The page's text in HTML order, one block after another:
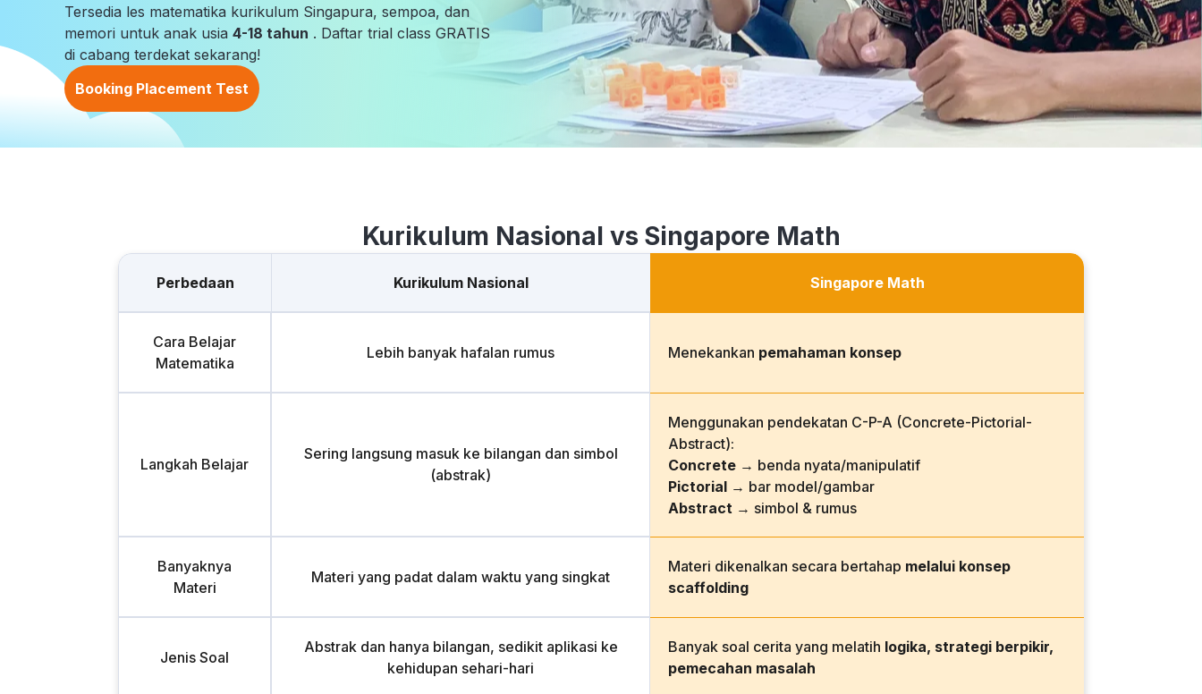
Tersedia les matematika kurikulum Singapura, sempoa, dan
memori untuk anak usia 4-18 tahun . Daftar trial class GRATIS
di cabang terdekat sekarang!
Booking Placement Test
Kurikulum Nasional vs Singapore Math
Perbedaan Kurikulum Nasional Singapore Math
Cara Belajar
Matematika
Lebih banyak hafalan rumus Menekankan pemahaman konsep
Langkah Belajar
Sering langsung masuk ke bilangan dan simbol
(abstrak)
Menggunakan pendekatan C-P-A (Concrete-Pictorial-
Abstract):
Concrete → benda nyata/manipulatif
Pictorial → bar model/gambar
Abstract → simbol & rumus
Banyaknya
Materi
Materi yang padat dalam waktu yang singkat
Materi dikenalkan secara bertahap melalui konsep
scaffolding
Jenis Soal
Abstrak dan hanya bilangan, sedikit aplikasi ke
kehidupan sehari-hari
Banyak soal cerita yang melatih logika, strategi berpikir,
pemecahan masalah